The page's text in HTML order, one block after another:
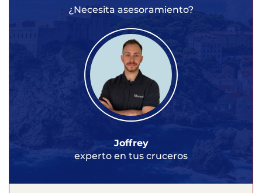
¿Necesita asesoramiento?
Joffrey
experto en tus cruceros